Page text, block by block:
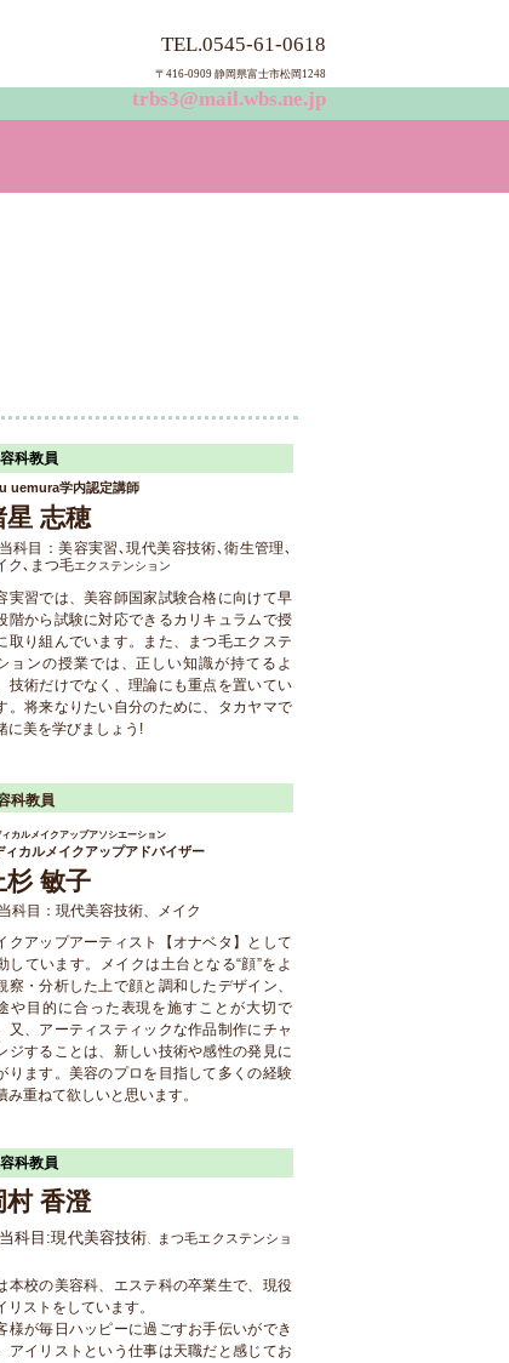
TEL.0545-61-0618
〒416-0909 静岡県富士市松岡1248
trbs3@mail.wbs.ne.jp
科教員
uemura学内認定講師
星 志穂
科目：美容実習､現代美容技術､衛生管理､
ク､まつ毛エクステンション
実習では、美容師国家試験合格に向けて早
階から試験に対応できるカリキュラムで授
取り組んでいます。また、まつ毛エクステ
ョンの授業では、正しい知識が持てるよ
技術だけでなく、理論にも重点を置いてい
。将来なりたい自分のために、タカヤマで
に美を学びましょう!
科教員
ィカルメイクアップアソシエーション
ィカルメイクアップアドバイザー
杉 敏子
科目：現代美容技術、メイク
クアップアーティスト【オナベタ】として
しています。メイクは土台となる“顔”をよ
察・分析した上で顔と調和したデザイン、
や目的に合った表現を施すことが大切で
又、アーティスティックな作品制作にチャ
ジすることは、新しい技術や感性の発見に
ります。美容のプロを目指して多くの経験
み重ねて欲しいと思います。
科教員
村 香澄
科目:現代美容技術、
まつ毛エクステンショ
本校の美容科、エステ科の卒業生で、現役
リストをしています。
様が毎日ハッピーに過ごすお手伝いができ
アイリストという仕事は天職だと感じてお